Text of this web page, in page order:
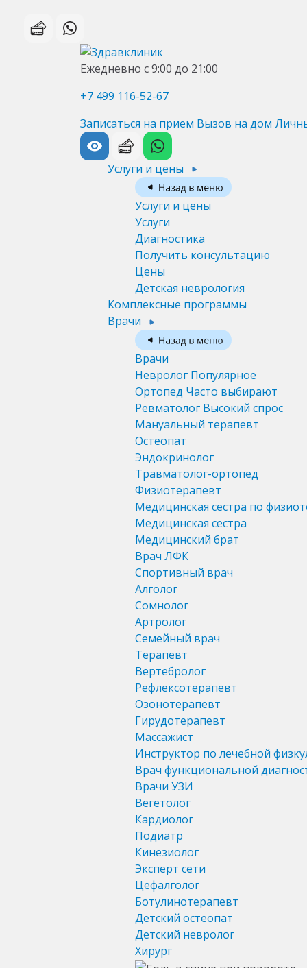
Ежедневно с 9:00 до 21:00
+7 499 116-52-67
Записаться на прием Вызов на дом
Услуги и цены
Услуги и цены
Услуги
Диагностика
Получить консультацию
Цены
Детская неврология
Комплексные программы
Врачи
Врачи
Невролог Популярное
Ортопед Часто выбирают
Ревматолог Высокий спрос
Мануальный терапевт
Остеопат
Эндокринолог
Травматолог-ортопед
Физиотерапевт
Медицинская сестра по
Медицинская сестра
Медицинский брат
Врач ЛФК
Спортивный врач
Алголог
Сомнолог
Артролог
Семейный врач
Терапевт
Вертебролог
Рефлексотерапевт
Озонотерапевт
Гирудотерапевт
Массажист
Инструктор по лечебной
Врач функциональной
Врачи УЗИ
Вегетолог
Кардиолог
Подиатр
Кинезиолог
Эксперт сети
Цефалголог
Ботулинотерапевт
Детский остеопат
Детский невролог
Хирург